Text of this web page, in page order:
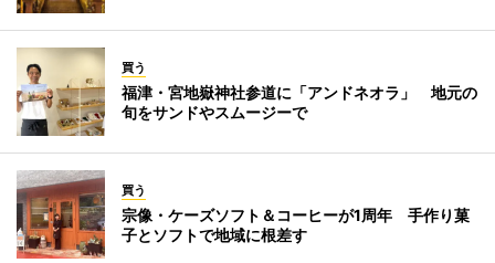
買う
福津・宮地嶽神社参道に「アンドネオラ」 地元の
旬をサンドやスムージーで
買う
宗像・ケーズソフト＆コーヒーが1周年 手作り菓
子とソフトで地域に根差す